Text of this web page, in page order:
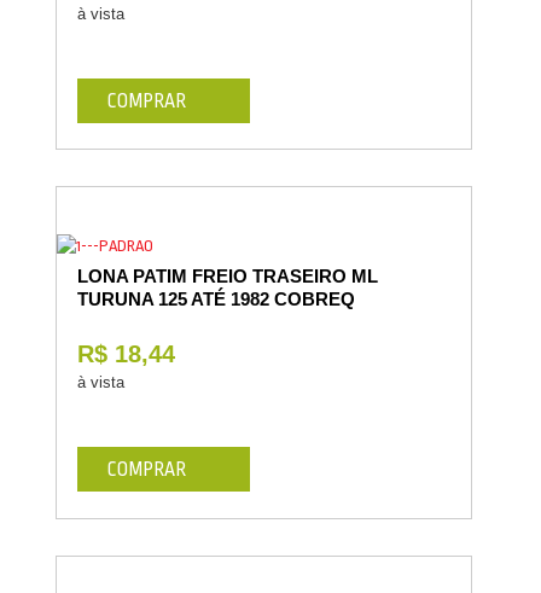
à vista
COMPRAR
LONA PATIM FREIO TRASEIRO ML
TURUNA 125 ATÉ 1982 COBREQ
R$ 18,44
à vista
COMPRAR